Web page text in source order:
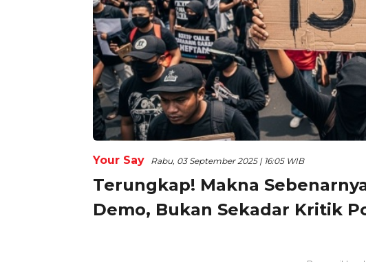
Your Say Rabu, 03 September 2025 | 16:05 WIB
Terungkap! Makna
Demo, Bukan Sekadar Kritik